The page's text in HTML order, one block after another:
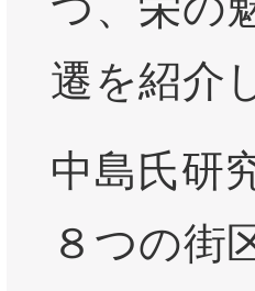
遷を紹介
中島氏研
８つの街